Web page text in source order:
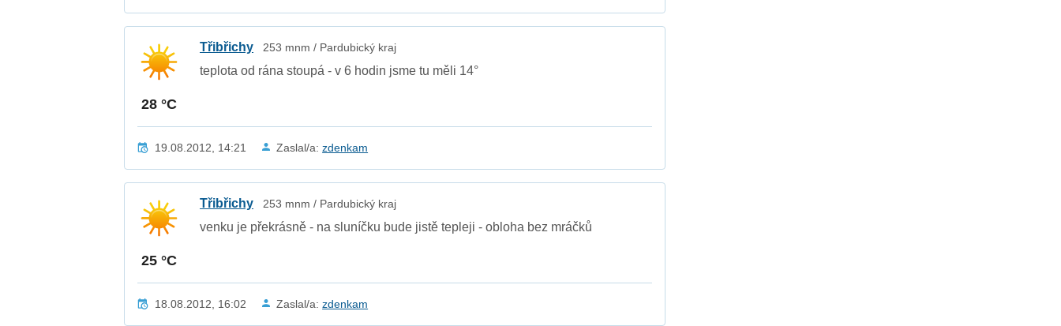
28 °C
Třibřichy 253 mnm / Pardubický kraj
teplota od rána stoupá - v 6 hodin jsme tu měli 14°
19.08.2012, 14:21 Zaslal/a:zdenkam
25 °C
Třibřichy 253 mnm / Pardubický kraj
venku je překrásně - na sluníčku bude jistě tepleji - obloha bez mráčků
18.08.2012, 16:02 Zaslal/a:zdenkam